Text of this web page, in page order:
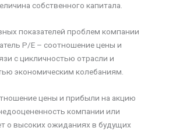
собственного капитала.
показателей проблем компании
P/E – соотношение цены и
с цикличностью отрасли и
экономическим колебаниям.
цены и прибыли на акцию
компании или
о высоких ожиданиях в будущих